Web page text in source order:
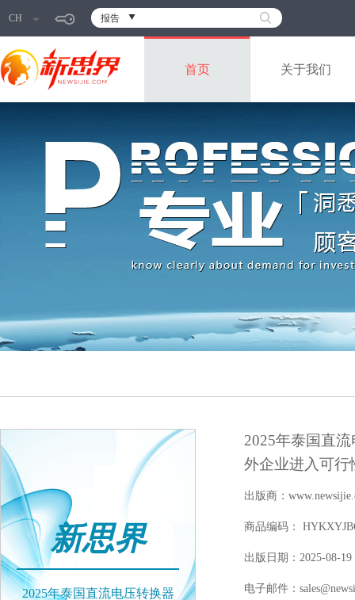
CH 报告
首页 关于我们
新思界
2025年泰国直流电压转换器
2025年泰国直
外企业进入可行
出版商：
商品编码：
出版日期：2025-08-19
电子邮件：